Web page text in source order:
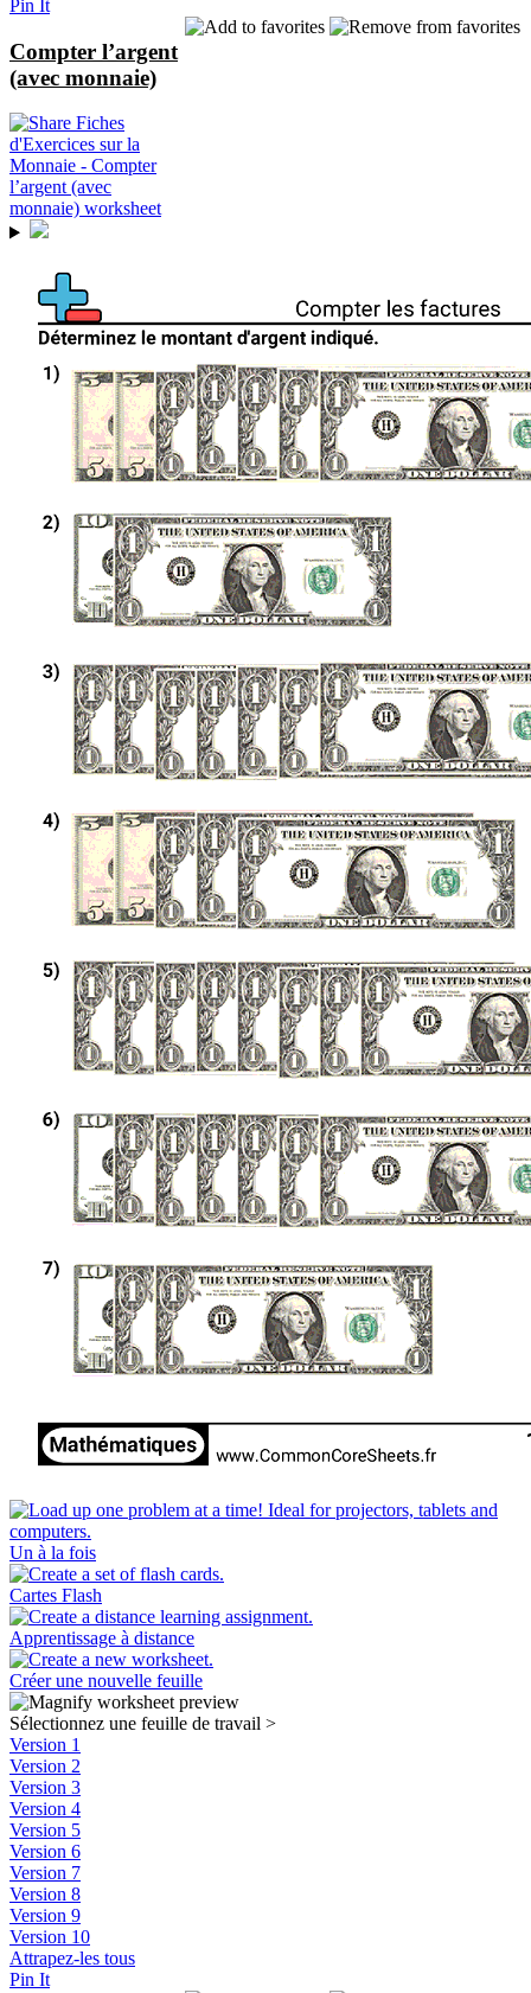
Pin It
Compter l’argent
(avec monnaie)
Un à la fois
Cartes Flash
Apprentissage à distance
Créer une nouvelle feuille
Sélectionnez une feuille de travail >
Version 1
Version 2
Version 3
Version 4
Version 5
Version 6
Version 7
Version 8
Version 9
Version 10
Attrapez-les tous
Pin It